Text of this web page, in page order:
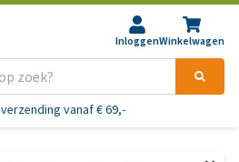
InloggenWinkelwagen
verzending vanaf € 69,-